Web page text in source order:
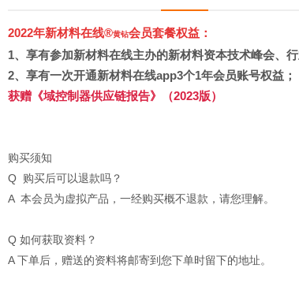
2022年新材料在线®黄钻会员套餐权益：
1、 享有参加新材料在线主办的新材料资本技术峰会、
2、享有一次开通新材料在线app3个1年会员账号权益 ；
获赠 《域控制器供应链报告》（2023版）
购买须知
Q 购买后可以退款吗？
A 本会员为虚拟产品，一经购买概不退款，请您理解。
Q 如何获取资料？
A 下单后，赠送的资料将邮寄到您下单时留下的地址。